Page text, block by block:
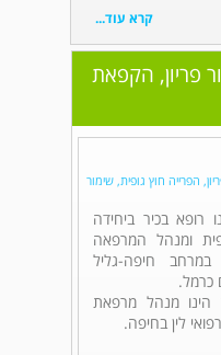
קרא עוד...
פריון, הקפאת
הפרייה חוץ גופית, שימור
רופא בכיר ביחידה
ומנהל המרפאה
במרחב חיפה-גליל
כרמל.
הינו מנהל מרפאת
לין בחיפה.